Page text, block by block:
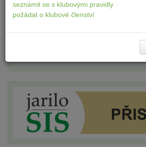
seznámit se s klubovými pravidly
požádat o klubové členství